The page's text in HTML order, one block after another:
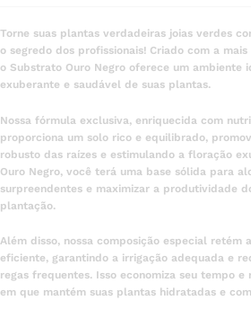
Torne suas plantas verdadeiras joias verdes
o segredo dos profissionais! Criado com a
o Substrato Ouro Negro oferece um ambiente
exuberante e saudável de suas plantas.
Nossa fórmula exclusiva, enriquecida com
proporciona um solo rico e equilibrado,
robusto das raízes e estimulando a floração
Ouro Negro, você terá uma base sólida para
surpreendentes e maximizar a produtividade
plantação.
Além disso, nossa composição especial retém
eficiente, garantindo a irrigação adequada e
regas frequentes. Isso economiza seu tempo e
em que mantém suas plantas hidratadas e